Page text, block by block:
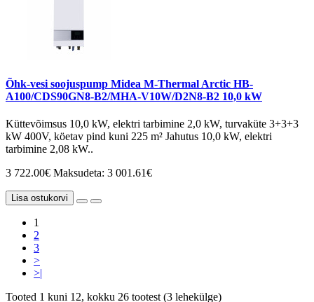
Õhk-vesi soojuspump Midea M-Thermal Arctic HB-
A100/CDS90GN8-B2/MHA-V10W/D2N8-B2 10,0 kW
Küttevõimsus 10,0 kW, elektri tarbimine 2,0 kW, turvaküte 3+3+3
kW 400V, köetav pind kuni 225 m² Jahutus 10,0 kW, elektri
tarbimine 2,08 kW..
3 722.00€ Maksudeta: 3 001.61€
Lisa ostukorvi
1
2
3
>
>|
Tooted 1 kuni 12, kokku 26 tootest (3 lehekülge)